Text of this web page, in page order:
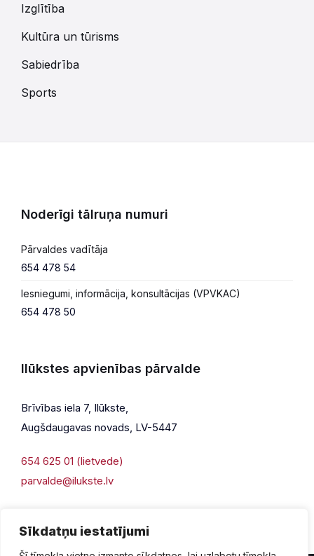
Sīkdatņu iestatījumi
Izglītība
Kultūra un tūrisms
Sabiedrība
Sports
Noderīgi tālruņa numuri
Pārvaldes vadītāja
654 478 54
Iesniegumi, informācija, konsultācijas (VPVKAC)
654 478 50
Ilūkstes apvienības pārvalde
Brīvības iela 7, Ilūkste,
Augšdaugavas novads, LV-5447
654 625 01 (lietvede)
parvalde@ilukste.lv